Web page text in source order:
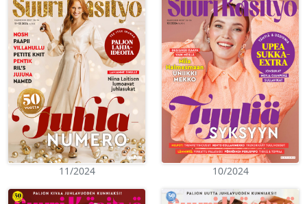
11/2024 10/2024